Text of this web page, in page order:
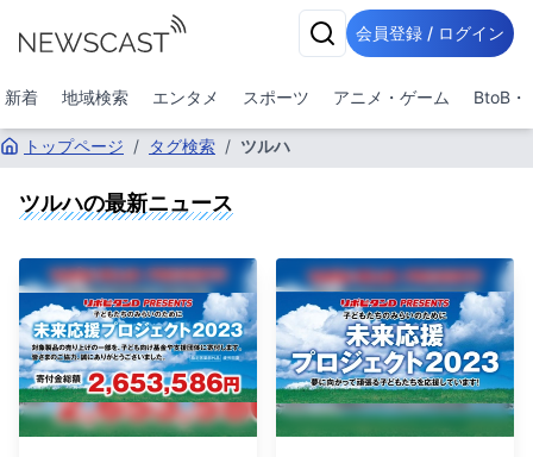
会員登録 / ログイン
新着 地域検索 エンタメ スポーツ アニメ・ゲーム BtoB・
トップページ / タグ検索 / ツルハ
ツルハの最新ニュース